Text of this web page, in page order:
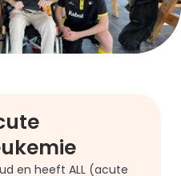
en heeft ALL (acute